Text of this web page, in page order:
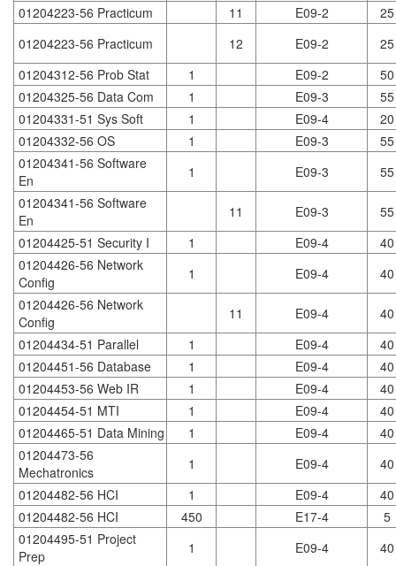
01204223-56 Practicum
11 E09-2
25
01204223-56 Practicum
12 E09-2
25
01204312-56 Prob Stat
1 E09-2
50
01204325-56 Data Com
1 E09-3
55
01204331-51 Sys Soft
1 E09-4
20
01204332-56 OS
1 E09-3
55
01204341-56 Software
En
1 E09-3
55
01204341-56 Software
En
11 E09-3
55
01204425-51 Security I
1 E09-4
40
01204426-56 Network
Config
1 E09-4
40
01204426-56 Network
Config
11 E09-4
40
01204434-51 Parallel
1 E09-4
40
01204451-56 Database
1 E09-4
40
01204453-56 Web IR
1 E09-4
40
01204454-51 MTI
1 E09-4
40
01204465-51 Data Mining
1 E09-4
40
01204473-56
Mechatronics
1 E09-4
40
01204482-56 HCI
1 E09-4
40
01204482-56 HCI
450 E17-4
5
01204495-51 Project
Prep
1 E09-4
40